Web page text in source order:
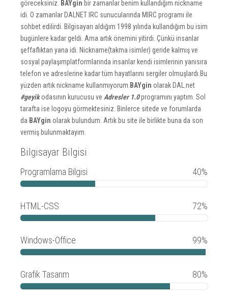
göreceksiniz.
BAYgin bir zamanlar benim kullandığım nickname
idi. O zamanlar DALNET IRC sunucularında MIRC programı ile
sohbet edilirdi. Bilgisayarı aldığım 1998 yılında kullandığım bu isim
bugünlere kadar geldi. Ama artık önemini yitirdi. Çünkü insanlar
şeffaflıktan yana idi. Nickname(takma isimler) geride kalmış ve
sosyal paylaşımplatformlarında insanlar kendi isimlerinin yanısıra
telefon ve adreslerine kadar tüm hayatlarını sergiler olmuşlardı.Bu
yüzden artık nickname kullanmıyorum. BAYgin olarak DAL.net
#geyikodasının kurucusu ve Adresler 1.0programını yaptım. Sol
tarafta ise logoyu görmektesiniz. Binlerce sitede ve forumlarda
da BAYgin olarak bulundum. Artık bu site ile birlikte buna da son
vermiş bulunmaktayım.
Bilgisayar Bilgisi
Programlama Bilgisi 40%
HTML-CSS 72%
Windows-Office 99%
Grafik Tasarım 80%